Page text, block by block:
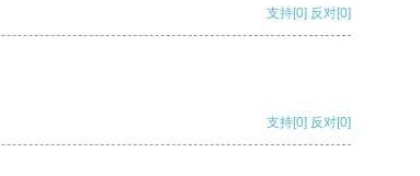
支持[0] 反对[0]
支持[0] 反对[0]